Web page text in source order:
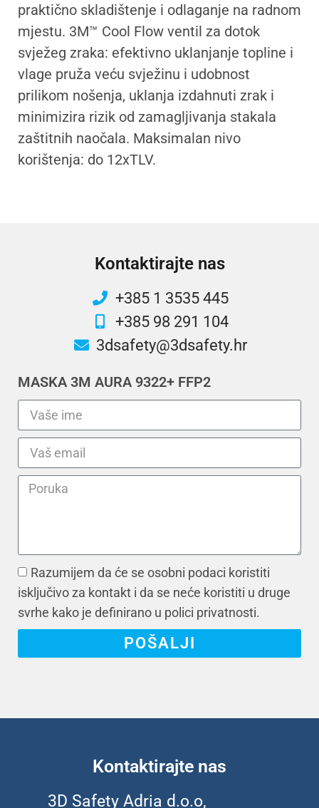
praktično skladištenje i odlaganje na radnom
mjestu. 3M™ Cool Flow ventil za dotok
svježeg zraka: efektivno uklanjanje topline i
vlage pruža veću svježinu i udobnost
prilikom nošenja, uklanja izdahnuti zrak i
minimizira rizik od zamagljivanja stakala
zaštitnih naočala. Maksimalan nivo
korištenja: do 12xTLV.
Kontaktirajte nas
+385 1 3535 445
+385 98 291 104
3dsafety@3dsafety.hr
MASKA 3M AURA 9322+ FFP2
Razumijem da će se osobni podaci koristiti
isključivo za kontakt i da se neće koristiti u druge
svrhe kako je definirano u polici privatnosti.
POŠALJI
Kontaktirajte nas
3D Safety Adria d.o.o,